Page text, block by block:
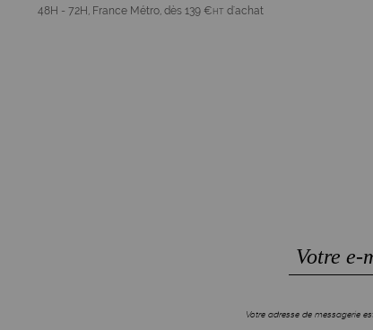
48H - 72H, France Métro, dès 139 € HT d'achat
Votre adresse de messagerie